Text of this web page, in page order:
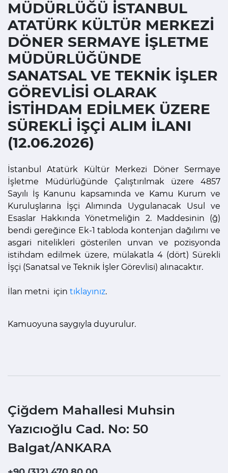
MÜDÜRLÜĞÜ İSTANBUL
ATATÜRK KÜLTÜR MERKEZİ
DÖNER SERMAYE İŞLETME
MÜDÜRLÜĞÜNDE
SANATSAL VE TEKNİK İŞLER
GÖREVLİSİ OLARAK
İSTİHDAM EDİLMEK ÜZERE
SÜREKLİ İŞÇİ ALIM İLANI
(12.06.2026) ​
İstanbul Atatürk Kültür Merkezi Döner Sermaye
İşletme Müdürlüğünde Çalıştırılmak üzere 4857
Sayılı İş Kanunu kapsamında ve Kamu Kurum ve
Kuruluşlarına İşçi Alımında Uygulanacak Usul ve
Esaslar Hakkında Yönetmeliğin 2. Maddesinin (ğ)
bendi gereğince Ek-1 tabloda kontenjan dağılımı ve
asgari nitelikleri gösterilen unvan ve pozisyonda
istihdam edilmek üzere, mülakatla 4 (dört) Sürekli
İşçi (Sanatsal ve Teknik İşler Görevlisi) alınacaktır.
İlan metni için tıklayınız.
Kamuoyuna saygıyla duyurulur.
Çiğdem Mahallesi Muhsin
Yazıcıoğlu Cad. No: 50
Balgat/ANKARA